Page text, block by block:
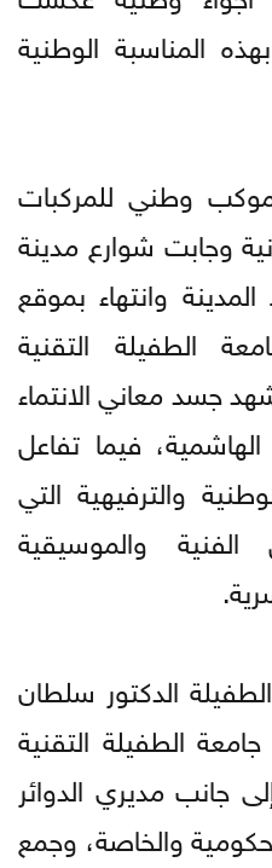
المناسبة الوطنية
وطني للمركبات
وجابت شوارع مدينة
وانتهاء بموقع
الطفيلة التقنية
جسد معاني الانتماء
فيما تفاعل
والترفيهية التي
والموسيقية
الدكتور سلطان
الطفيلة التقنية
جانب مديري الدوائر
والخاصة، وجمع